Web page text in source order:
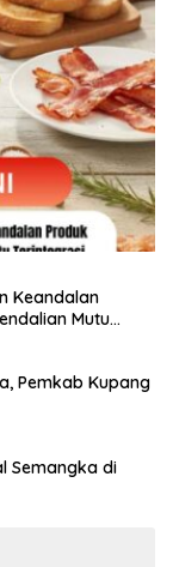
Keandalan
Mutu
Pemkab Kupang
Semangka di